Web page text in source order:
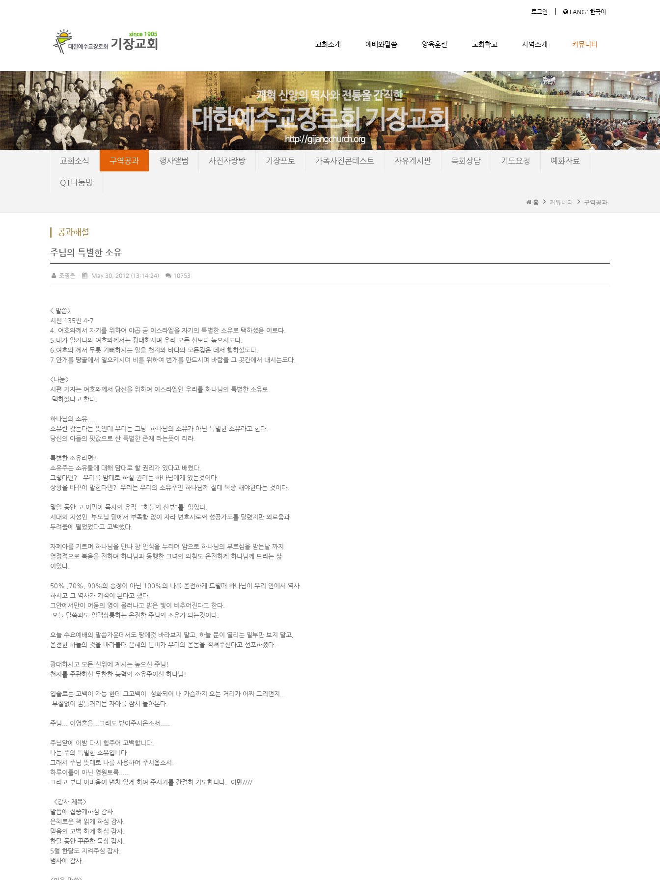
로그인 | LANG: 한국어
교회소개 예배와말씀 양육훈련 교회학교 사역소개 커뮤니티
메뉴 건너뛰기
교회소식 구역공과 행사앨범 사진자랑방 기장포토 가족사진콘테스트 자유게시판 목회상담 기도요청 예화자료
QT나눔방
홈 커뮤니티 구역공과
공과해설
주님의 특별한 소유
조영은 May 30, 2012 (13:14:24) 10753
< 말씀>
시편 135편 4-7
4. 여호와께서 자기를 위하여 야곱 곧 이스라엘을 자기의 특별한 소유로 택하셨음 이로다.
5.내가 알거니와 여호와께서는 광대하시며 우리 모든 신보다 높으시도다.
6.여호와 께서 무릇 기뻐하시는 일을 천지와 바다와 모든깊은 데서 행하셨도다.
7.안개를 땅끝에서 일으키시며 비를 위하여 번개를 만드시며 바람을 그 곳간에서 내시는도다.
<나눔>
시편 기자는 여호와께서 당신을 위하여 이스라엘인 우리를 하나님의 특별한 소유로
택하셨다고 한다.
하나님의 소유.....
소유란 갖는다는 뜻인데 우리는 그냥 하나님의 소유가 아닌 특별한 소유라고 한다.
당신의 아들의 핏값으로 산 특별한 존재 라는뜻이 리라.
특별한 소유라면?
소유주는 소유물에 대해 맘대로 할 권리가 있다고 배웠다.
그렇다면? 우리를 맘대로 하실 권리는 하나님에게 있는것이다.
상황을 바꾸어 말한다면? 우리는 우리의 소유주인 하나님께 절대 복종 해야한다는 것이다.
몇일 동안 고 이민아 목사의 유작 "하늘의 신부"를 읽었디.
시대의 지성인 부모님 밑에서 부족함 없이 자라 변호사로써 성공가도를 달렸지만 외로움과
두려움에 떨었었다고 고백했다.
자폐아를 기르며 하나님을 만나 참 안식을 누리며 암으로 하나님의 부르심을 받는날 까지
열정적으로 복음을 전하며 하나님과 동행한 그녀의 외침도 온전하게 하나님께 드리는 삶
이었다.
50% ,70%, 90%의 흥정이 아닌 100%의 나를 온전하게 드릴때 하나님이 우리 안에서 역사
하시고 그 역사가 기적이 된다고 했다.
그안에서만이 어둠의 영이 물러나고 밝은 빛이 비추어진다고 한다.
오늘 말씀과도 일맥상통하는 온전한 주님의 소유가 되는것이다.
오늘 수요예배의 말씀가운데서도 땅에것 바라보지 말고, 하늘 문이 열리는 일부만 보지 말고,
온전한 하늘의 것을 바라볼때 은혜의 단비가 우리의 온몸을 적셔주신다고 선포하셨다.
광대하시고 모든 신위에 계시는 높으신 주님!
천지를 주관하신 무한한 능력의 소유주이신 하나님!
입술로는 고백이 가능 한데 그고백이 성화되어 내 가슴까지 오는 거리가 어찌 그리먼지...
부질없이 꿈틀거리는 자아를 잠시 돌아본다.
주님... 이영혼을 ..그래도 받아주시옵소서.....
주님앞에 이밤 다시 힘주어 고백합니다.
나는 주의 특별한 소유입니다.
그래서 주님 뜻대로 나를 사용하여 주시옵소서.
하루이틀이 아닌 영원토록.....
그리고 부디 이마음이 변치 않게 하여 주시기를 간절히 기도합니다. 아멘////
<감사 제목>
말씀에 집중케하심 감사.
은혜로운 책 읽게 하심 감사.
믿음의 고백 하게 하심 감사.
한달 동안 꾸준한 묵상 감사.
5월 한달도 지켜주심 감사.
범사에 감사.